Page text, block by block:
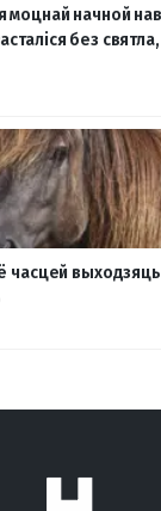
моцнай начной
без
часцей